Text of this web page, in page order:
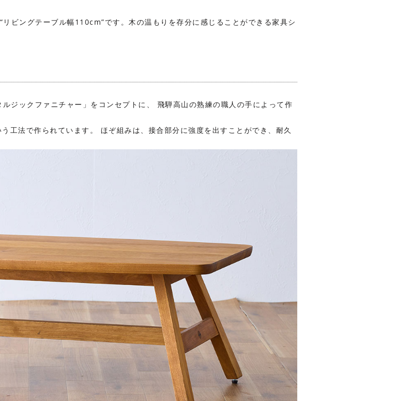
ビングテーブル幅110cm”です。木の温もりを存分に感じることができる家具シ
ジックファニチャー」をコンセプトに、 飛騨高山の熟練の職人の手によって作
工法で作られています。 ほぞ組みは、接合部分に強度を出すことができ、耐久